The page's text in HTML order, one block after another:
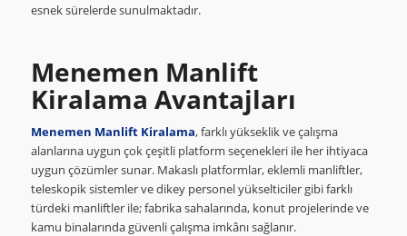
esnek sürelerde sunulmaktadır.
Menemen Manlift
Kiralama Avantajları
Menemen Manlift Kiralama, farklı yükseklik ve çalışma
alanlarına uygun çok çeşitli platform seçenekleri ile her ihtiyaca
uygun çözümler sunar. Makaslı platformlar, eklemli manliftler,
teleskopik sistemler ve dikey personel yükselticiler gibi farklı
türdeki manliftler ile; fabrika sahalarında, konut projelerinde ve
kamu binalarında güvenli çalışma imkânı sağlanır.